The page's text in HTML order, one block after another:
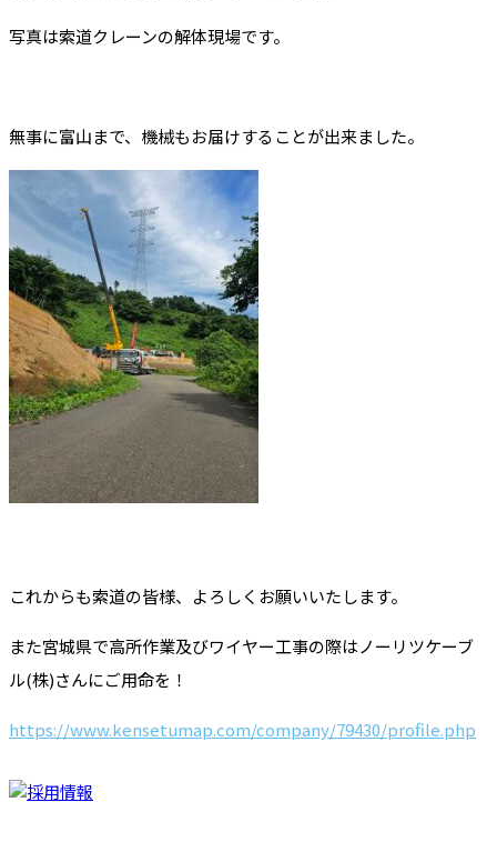
写真は索道クレーンの解体現場です。
無事に富山まで、機械もお届けすることが出来ました。
これからも索道の皆様、よろしくお願いいたします。
また宮城県で高所作業及びワイヤー工事の際はノーリツケーブ
ル(株)さんにご用命を！
https://www.kensetumap.com/company/79430/profile.php